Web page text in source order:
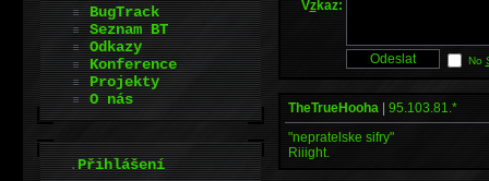
Vzkaz:
No
TheTrueHooha
95.103.81.*
"nepratelske sifry"
Riiight.
BugTrack
Seznam BT
Odkazy
Konference
Projekty
O nás
.Přihlášení